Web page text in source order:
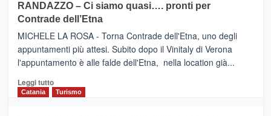
IL
NUOVO
SUMMER
CLUB
VIAGRANDE
(Ct)
–
Benanti
presenta
“Vino
&
Cultura
RANDAZZO – Ci siamo quasi…. pronti per
Contrade dell’Etna
MICHELE LA ROSA - Torna Contrade dell'Etna, uno degli
appuntamenti più attesi. Subito dopo il Vinitaly di Verona
l'appuntamento è alle falde dell'Etna, nella location già...
Leggi tuttoLeggi
di
Catania Turismo